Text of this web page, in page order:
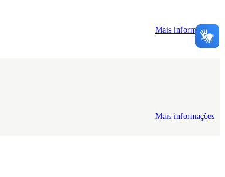
Mais informações
Mais informações